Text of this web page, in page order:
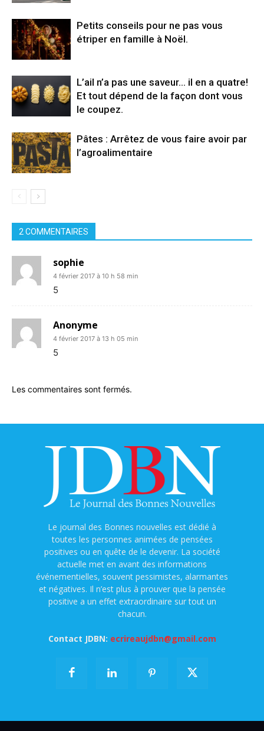
Petits conseils pour ne pas vous
étriper en famille à Noël.
L’ail n’a pas une saveur… il en a quatre!
Et tout dépend de la façon dont vous
le coupez.
Pâtes : Arrêtez de vous faire avoir par
l’agroalimentaire
2 COMMENTAIRES
sophie
4 février 2017 à 10 h 58 min
5
Anonyme
4 février 2017 à 13 h 05 min
5
Les commentaires sont fermés.
Le journal des Bonnes nouvelles est dédié à
toutes les personnes animées de pensées
positives ou en quête de le devenir. La société
actuelle met en avant des informations
événementielles, souvent pessimistes, alarmantes
et négatives. Il n’est plus à prouver que la pensée
positive a un effet extraordinaire sur tout un
chacun.
Contact JDBN: ecrireaujdbn@gmail.com